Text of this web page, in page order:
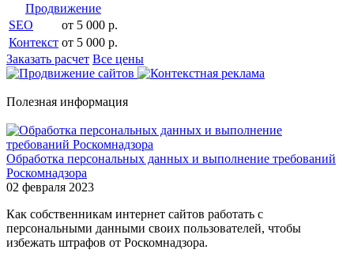
Продвижение
SEO
от 5 000 р.
Контекст от 5 000 р.
Заказать расчет Все цены
Полезная информация
Обработка персональных данных и выполнение требований
Роскомнадзора
02 февраля 2023
Как собственникам интернет сайтов работать с
персональными данными своих пользователей, чтобы
избежать штрафов от Роскомнадзора.